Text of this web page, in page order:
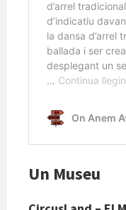
Un Museu